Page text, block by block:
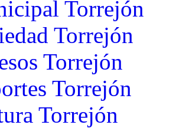
Torrejón
Torrejón
Torrejón
Torrejón
Torrejón